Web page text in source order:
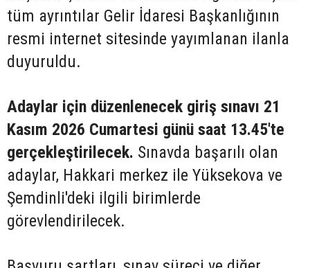
tüm ayrıntılar Gelir İdaresi Başkanlığının
resmi internet sitesinde yayımlanan ilanla
duyuruldu.
Adaylar için düzenlenecek giriş sınavı 21
Kasım 2026 Cumartesi günü saat 13.45'te
gerçekleştirilecek. Sınavda başarılı olan
adaylar, Hakkari merkez ile Yüksekova ve
Şemdinli'deki ilgili birimlerde
görevlendirilecek.